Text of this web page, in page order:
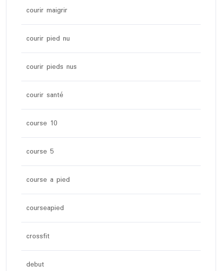
courir maigrir
courir pied nu
courir pieds nus
courir santé
course 10
course 5
course a pied
courseapied
crossfit
debut